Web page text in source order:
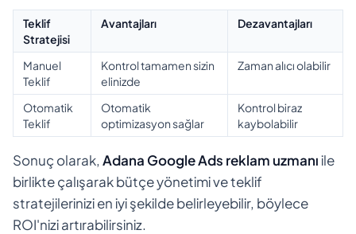
Teklif
Stratejisi
Avantajları Dezavantajları
Manuel
Teklif
Kontrol tamamen sizin
elinizde
Zaman alıcı olabilir
Otomatik
Teklif
Otomatik
optimizasyon sağlar
Kontrol biraz
kaybolabilir
Sonuç olarak, Adana Google Ads reklam uzmanıile
birlikte çalışarak bütçe yönetimi ve teklif
stratejilerinizi en iyi şekilde belirleyebilir, böylece
ROI'nizi artırabilirsiniz.